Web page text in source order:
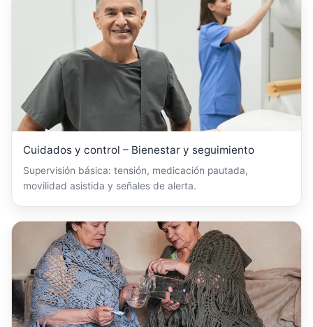
Cuidados y control – Bienestar y seguimiento
Supervisión básica: tensión, medicación pautada,
movilidad asistida y señales de alerta.